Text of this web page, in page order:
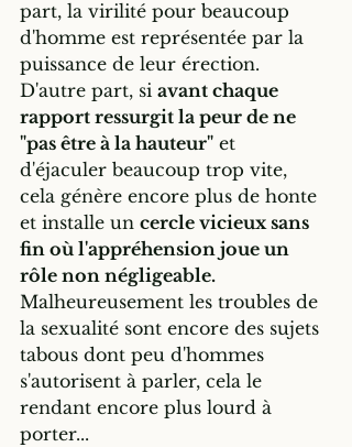
part, la virilité pour beaucoup
d'homme est représentée par la
puissance de leur érection.
D'autre part, si avant chaque
rapport ressurgit la peur de ne
"pas être à la hauteur" et
d'éjaculer beaucoup trop vite,
cela génère encore plus de honte
et installe un cercle vicieux sans
fin où l'appréhension joue un
rôle non négligeable.
Malheureusement les troubles de
la sexualité sont encore des sujets
tabous dont peu d'hommes
s'autorisent à parler, cela le
rendant encore plus lourd à
porter...